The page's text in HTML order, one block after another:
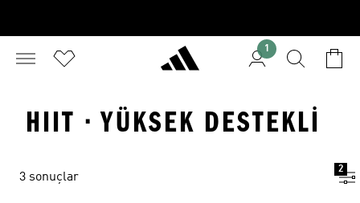
1
HIIT · YÜKSEK DESTEKLI
3 sonuçlar
2